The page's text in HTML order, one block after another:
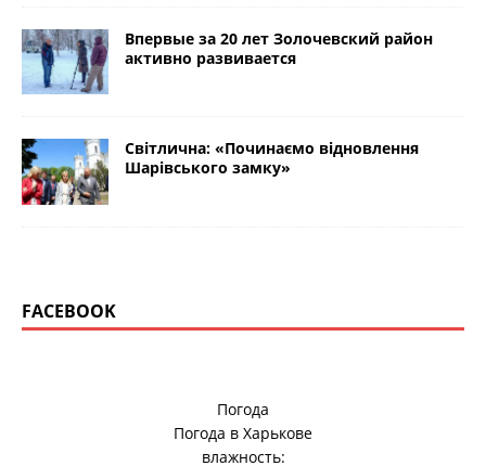
Впервые за 20 лет Золочевский район
активно развивается
Світлична: «Починаємо відновлення
Шарівського замку»
FACEBOOK
Погода
Погода в Харькове
влажность: